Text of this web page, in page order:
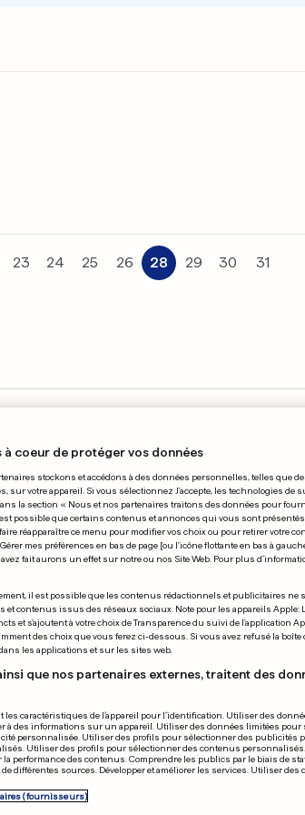
23 24 25 26 28 29 30 31
plus haut
Derby
à coeur de protéger vos données
stockons et accédons à des données personnelles, telles que
sur votre appareil. Si vous sélectionnez J'accepte, les technologies de
la section « Nous et nos partenaires traitons des données pour
possible que certains contenus et annonces qui vous sont
réapparaître ce menu pour modifier vos choix ou pour retirer votre
mes préférences en bas de page [ou l'icône flottante en bas à gauche
fait aurons un effet sur notre ou nos Site Web. Pour plus
il est possible que les contenus rédactionnels et publicitaires ne
et contenus issus des réseaux sociaux. Note pour les appareils Apple:
et s'ajoutent à votre choix de Transparence du suivi de l'application
des choix que vous ferez ci-dessous. Si vous avez refusé la boîte
les applications et sur les sites web.
que nos partenaires externes, traitent des
les caractéristiques de l’appareil pour l’identification. Utiliser des
à des informations sur un appareil. Utiliser des données limitées
personnalisée. Utiliser des profils pour sélectionner des publicités
Utiliser des profils pour sélectionner des contenus
performance des contenus. Comprendre les publics par le biais de
différentes sources. Développer et améliorer les services. Utiliser
(fournisseurs)